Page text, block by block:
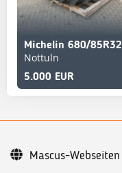
Michelin 680/85R32
Nottuln
5.000 EUR
Mascus-Webseiten